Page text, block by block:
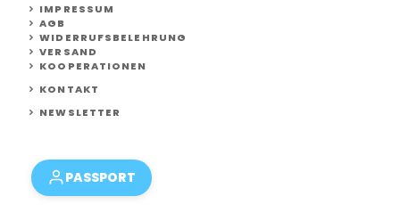
IMPRESSUM
AGB
WIDERRUFSBELEHRUNG
VERSAND
KOOPERATIONEN
KONTAKT
NEWSLETTER
PASSPORT